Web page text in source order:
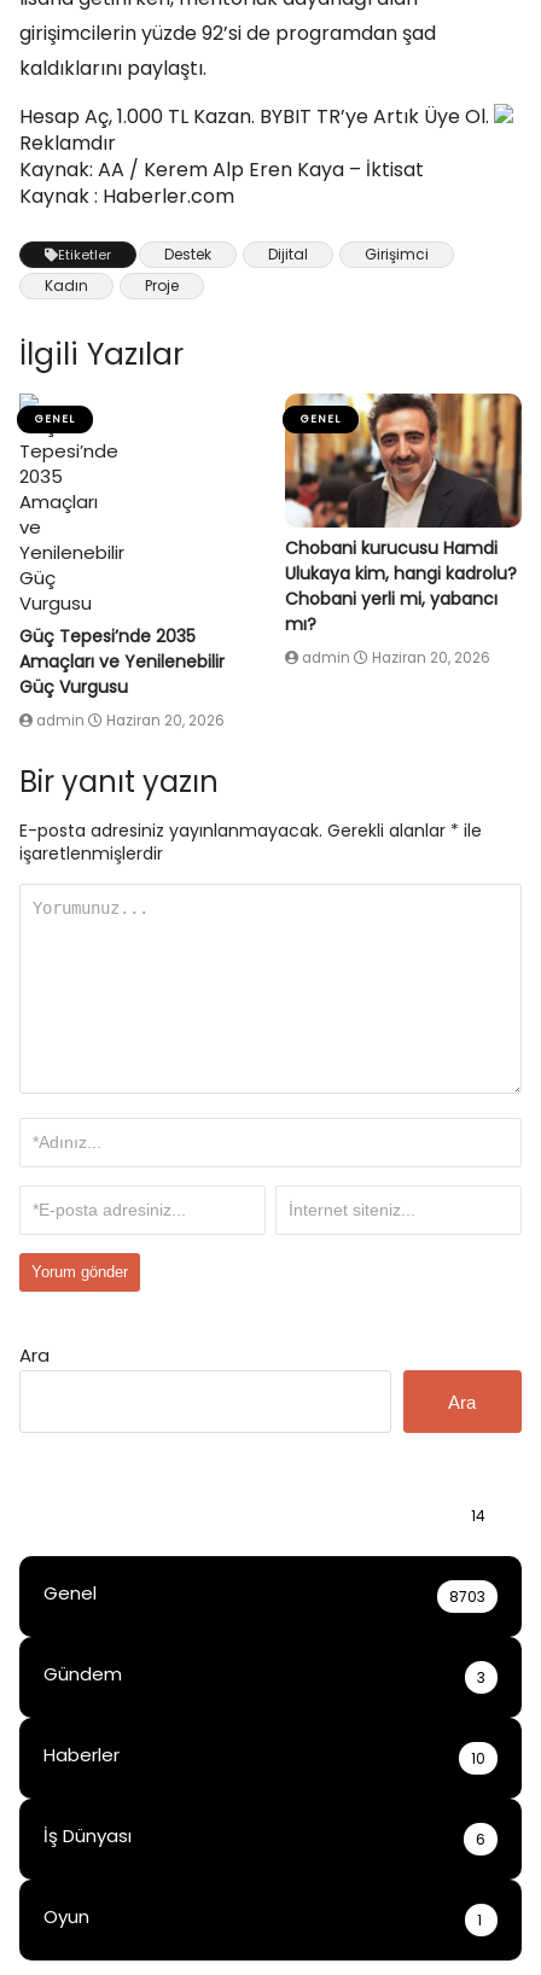
girişimcilerin yüzde 92’si de programdan şad
kaldıklarını paylaştı.
Hesap Aç, 1.000 TL Kazan. BYBIT TR’ye Artık Üye Ol.
Reklamdır
Kaynak: AA / Kerem Alp Eren Kaya – İktisat
Kaynak : Haberler.com
Etiketler Destek Dijital
Girişimci
Kadın
Proje
İlgili Yazılar
GENEL
Güç Tepesi’nde 2035
Amaçları ve Yenilenebilir
Güç Vurgusu
admin Haziran 20, 2026
GENEL
Chobani kurucusu Hamdi
Ulukaya kim, hangi kadrolu?
Chobani yerli mi, yabancı
mı?
admin Haziran 20, 2026
Bir yanıt yazın
E-posta adresiniz yayınlanmayacak. Gerekli alanlar * ile
işaretlenmişlerdir
Ara
Ara
14
Genel 8703
Gündem 3
Haberler 10
İş Dünyası 6
Oyun 1